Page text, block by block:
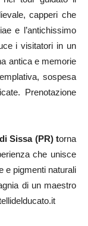
capperi che
e l’antichissimo
i visitatori in un
antica e memorie
sospesa
Prenotazione
Sissa (PR) torna
che unisce
e pigmenti naturali
di un maestro